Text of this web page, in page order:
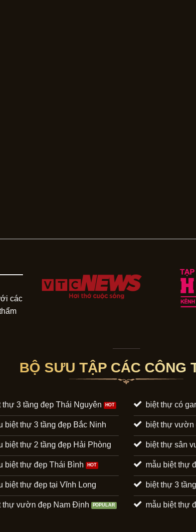
các
BỘ SƯU TẬP CÁC CÔNG
thự 3 tầng đẹp Thái Nguyên
biệt thự 3 tầng đẹp Bắc Ninh
biệt thự 2 tầng đẹp Hải Phòng
biệt thự đẹp Thái Bình
biệt thự đẹp tại Vĩnh Long
thự vườn đẹp Nam Định
biệt thự có
biệt thự vườn
biệt thự sân
mẫu biệt thự
biệt thự 3
mẫu biệt thự